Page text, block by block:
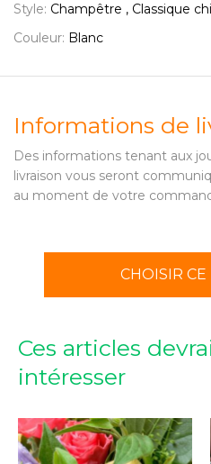
Style: Champêtre , Classique
Couleur: Blanc
Informations de
Des informations tenant aux
livraison vous seront
au moment de votre
CHOISIR
Ces articles
intéresser